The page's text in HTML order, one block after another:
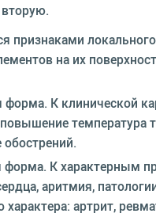
признаками
на их
форма. К клинической
температура
форма. К характерным
аритмия,
артрит,